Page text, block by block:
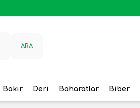
ARA
Bakır Deri Baharatlar Biber